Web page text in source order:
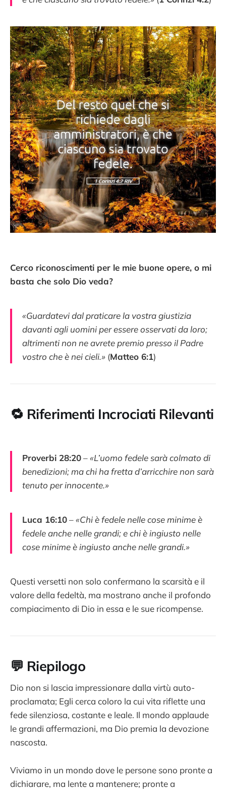
Cerco riconoscimenti per le mie buone opere, o mi
basta che solo Dio veda?
«Guardatevi dal praticare la vostra giustizia
davanti agli uomini per essere osservati da loro;
altrimenti non ne avrete premio presso il Padre
vostro che è nei cieli.» (Matteo 6:1)
🔁 Riferimenti Incrociati Rilevanti
Proverbi 28:20–«L’uomo fedele sarà colmato di
benedizioni; ma chi ha fretta d’arricchire non sarà
tenuto per innocente.»
Luca 16:10–«Chi è fedele nelle cose minime è
fedele anche nelle grandi; e chi è ingiusto nelle
cose minime è ingiusto anche nelle grandi.»
Questi versetti non solo confermano la scarsità e il
valore della fedeltà, ma mostrano anche il profondo
compiacimento di Dio in essa e le sue ricompense.
💬 Riepilogo
Dio non si lascia impressionare dalla virtù auto-
proclamata; Egli cerca coloro la cui vita riflette una
fede silenziosa, costante e leale. Il mondo applaude
le grandi affermazioni, ma Dio premia la devozione
nascosta.
Viviamo in un mondo dove le persone sono pronte a
dichiarare, ma lente a mantenere; pronte a